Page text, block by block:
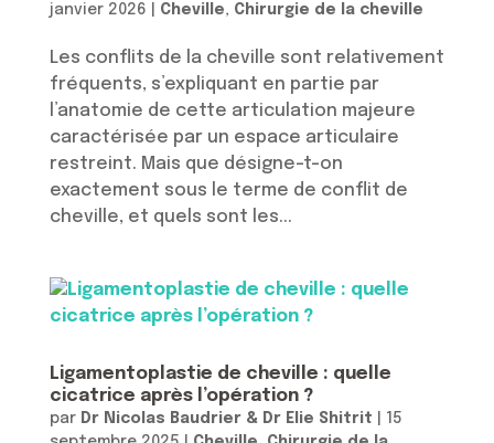
janvier 2026
Cheville, Chirurgie de la cheville
Les conflits de la cheville sont relativement
fréquents, s’expliquant en partie par
l’anatomie de cette articulation majeure
caractérisée par un espace articulaire
restreint. Mais que désigne-t-on
exactement sous le terme de conflit de
cheville, et quels sont les...
Ligamentoplastie de cheville : quelle
cicatrice après l’opération ?
par Dr Nicolas Baudrier & Dr Elie Shitrit
15